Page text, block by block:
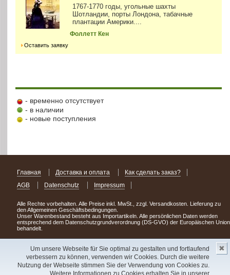
Um unsere Webseite für Sie optimal zu gestalten und fortlaufend
verbessern zu können, verwenden wir Cookies. Durch die weitere
Nutzung der Webseite stimmen Sie der Verwendung von Cookies zu.
Weitere Informationen zu Cookies erhalten Sie in unserer
✖
1767-1770 годы, угольные шахты
Шотландии, порты Лондона, табачные
плантации Америки....
Фоллетт Кен
Оставить заявку
- временно отсутствует
- в наличии
- новые поступления
Главная Доставка и оплата
Как сделать заказ?
AGB
Datenschutz Impressum
Alle Rechte vorbehalten. Alle Preise inkl. MwSt., zzgl. Versandkosten. Lieferung zu
den Allgemeinen Geschäftsbedingungen.
Unser Warenbestand besteht aus Importartikeln. Alle persönlichen Daten werden
entsprechend dem Datenschutzgrundverordnung (DS-GVO) der Europäischen Union
behandelt.
Сделав заказ сегодня, уже через день или два Вы можете стать обладателем
НОВИНКИ из Германии! Удачного поиска!
Copyright 2003 - 2023 © Express-Kniga
V.A.Vorobiev